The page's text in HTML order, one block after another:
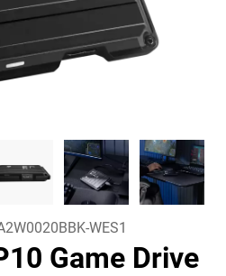
WES1
Game Drive